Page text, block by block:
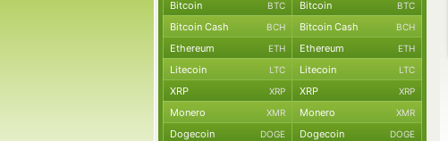
Bitcoin BTC Bitcoin BTC
Bitcoin Cash BCH Bitcoin Cash BCH
Ethereum ETH Ethereum ETH
Litecoin LTC Litecoin LTC
XRP XRP XRP XRP
Monero XMR Monero XMR
Dogecoin DOGE Dogecoin DOGE